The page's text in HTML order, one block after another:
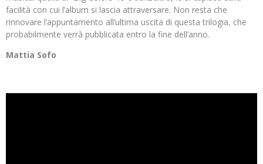
facilità con cui l’album si lascia attraversare. Non resta che
rinnovare l’appuntamento all’ultima uscita di questa trilogia, che
probabilmente verrà pubblicata entro la fine dell’anno.
Mattia Sofo